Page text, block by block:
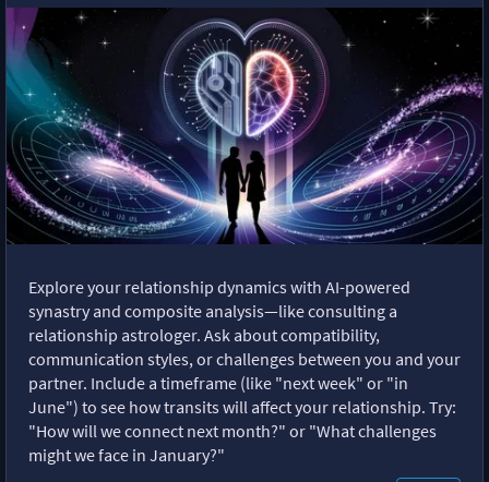
Explore your relationship dynamics with AI-powered
synastry and composite analysis—like consulting a
relationship astrologer. Ask about compatibility,
communication styles, or challenges between you and your
partner. Include a timeframe (like "next week" or "in
June") to see how transits will affect your relationship. Try:
"How will we connect next month?" or "What challenges
might we face in January?"